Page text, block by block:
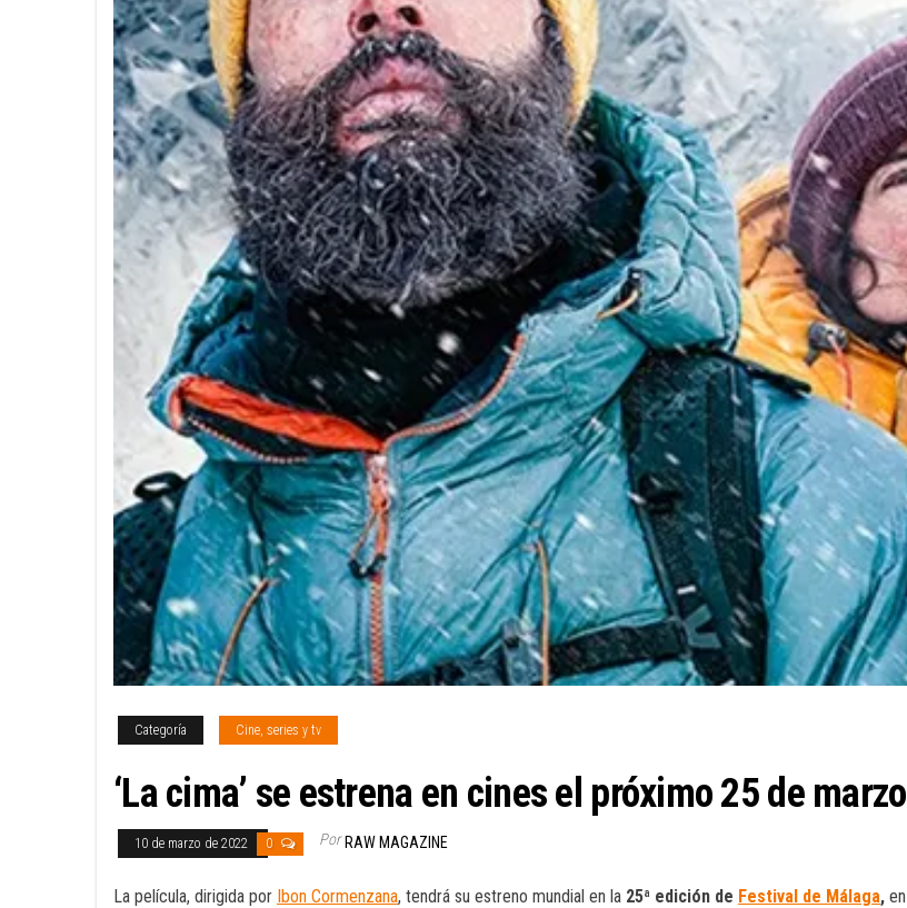
Categoría Cine, series y tv
‘La cima’ se estrena en cines el próximo 25 de marzo
10 de marzo de 2022 0 Por RAW MAGAZINE
La película, dirigida por Ibon Cormenzana, tendrá su estreno mundial en la 25ª edición de Festival de Málaga, en